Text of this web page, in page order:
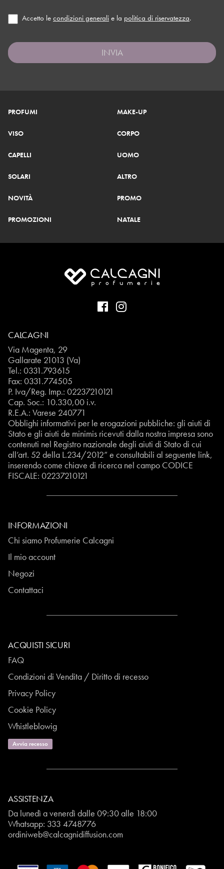
Accetto le condizioni generali e la politica di riservatezza.
INVIA
PROFUMI MAKE-UP
VISO CORPO
CAPELLI UOMO
SOLARI ALTRO
NOVITÀ PROMO
PROMOZIONI NATALE
CALCAGNI
Via Magenta, 29
Gallarate 21013 (Va)
Tel.: 0331.793615
Fax: 0331.774505
P. Iva/Reg. Imp.: 02237210121
Cap. Soc.: 10.330,00 i.v.
R.E.A.: Varese 240771
Obblighi informativi per le erogazioni pubbliche: gli aiuti di
Stato e gli aiuti de minimis ricevuti dalla nostra impresa sono
contenuti nel Registro nazionale degli aiuti di Stato di cui
all’art. 52 della L.234/2012” e consultabili al seguente link,
inserendo come chiave di ricerca nel campo CODICE
FISCALE: 02237210121
INFORMAZIONI
Chi siamo Profumerie Calcagni
Il mio account
Negozi
Contattaci
ACQUISTI SICURI
FAQ
Condizioni di Vendita / Diritto di recesso
Privacy Policy
Cookie Policy
Whistleblowig
Avvia recesso
ASSISTENZA
Da lunedì a venerdì dalle 09:30 alle 18:00
Whatsapp: 333 4748776
ordiniweb@calcagnidiffusion.com